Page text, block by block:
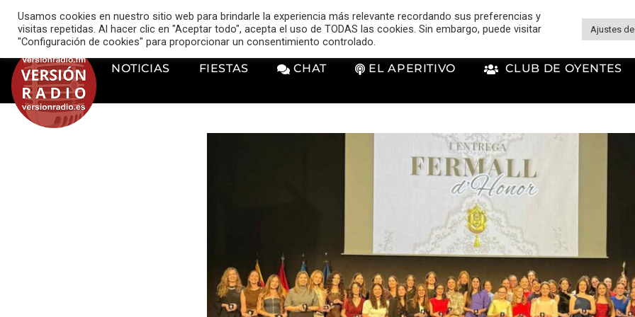
music_note VERSIÓN RADIO
NOTICIAS FIESTAS CHAT EL APERITIVO CLUB DE OYENTES
Usamos cookies en nuestro sitio web para brindarle la experiencia más relevante recordando sus preferencias y
visitas repetidas. Al hacer clic en "Aceptar todo", acepta el uso de TODAS las cookies. Sin embargo, puede visitar
"Configuración de cookies" para proporcionar un consentimiento controlado.
Ajustes